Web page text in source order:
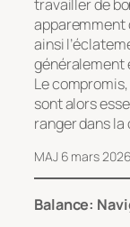
travailler de
apparemment
ainsi
généralement
Le
sont alors
ranger dans la
MAJ 6 mars 2026
Balance: